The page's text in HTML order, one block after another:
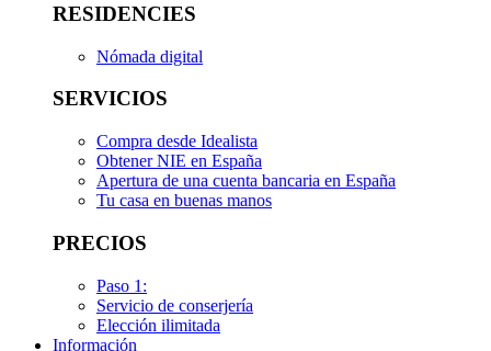
RESIDENCIES
Nómada digital
SERVICIOS
Compra desde Idealista
Obtener NIE en España
Apertura de una cuenta bancaria en España
Tu casa en buenas manos
PRECIOS
Paso 1:
Servicio de conserjería
Elección ilimitada
Información